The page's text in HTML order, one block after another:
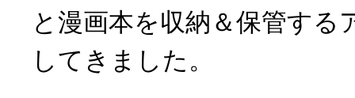
と漫画本を収納＆保管する
してきました。